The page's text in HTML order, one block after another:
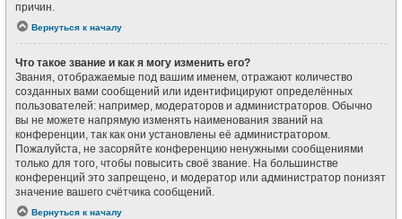
причин.
Вернуться к началу
Что такое звание и как я могу изменить его?
Звания, отображаемые под вашим именем, отражают количество
созданных вами сообщений или идентифицируют определённых
пользователей: например, модераторов и администраторов. Обычно
вы не можете напрямую изменять наименования званий на
конференции, так как они установлены её администратором.
Пожалуйста, не засоряйте конференцию ненужными сообщениями
только для того, чтобы повысить своё звание. На большинстве
конференций это запрещено, и модератор или администратор понизят
значение вашего счётчика сообщений.
Вернуться к началу